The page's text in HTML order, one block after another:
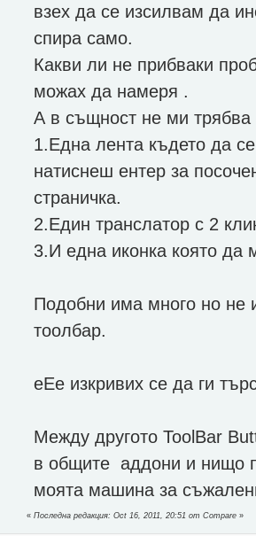
взех да се изсилвам да
спира само.
Какви ли не прибваки
можах да намеря .
А в същност не ми трябва
1.Една лента където да
натиснеш ентер за
страничка.
2.Един транслатор с 2
3.И една иконка която да
Подобни има много но не
тоолбар.
еЕе изкривих се да ги
Между другото ToolBar
в общите аддони и нищо
моята машина за
«Последна редакция: Oct 16, 2011, 20:51 от Compare »